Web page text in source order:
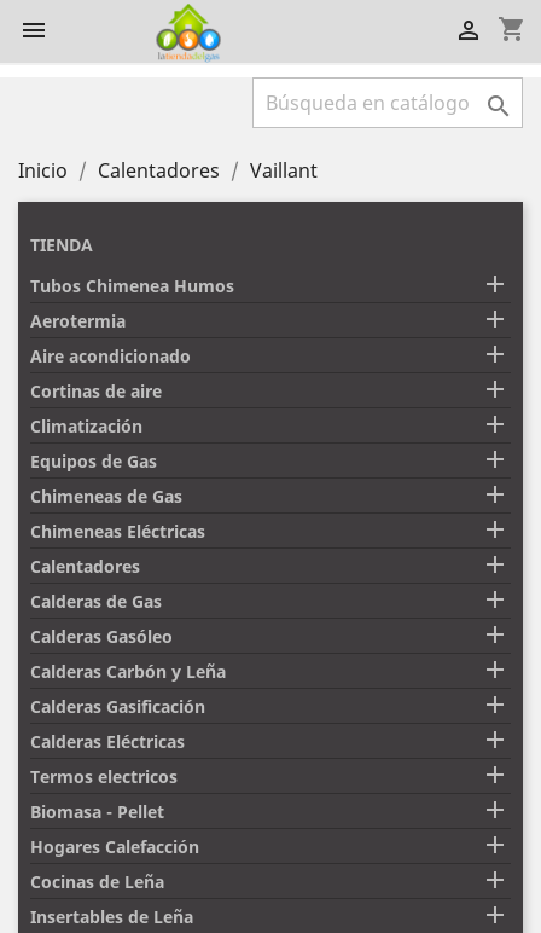
 shopping_cart


Inicio Calentadores Vaillant
TIENDA
Tubos Chimenea Humos

Aerotermia 
Aire acondicionado 
Cortinas de aire 
Climatización 
Equipos de Gas 
Chimeneas de Gas 
Chimeneas Eléctricas 
Calentadores 
Calderas de Gas 
Calderas Gasóleo 
Calderas Carbón y Leña 
Calderas Gasificación 
Calderas Eléctricas 
Termos electricos 
Biomasa - Pellet 
Hogares Calefacción 
Cocinas de Leña 
Insertables de Leña 